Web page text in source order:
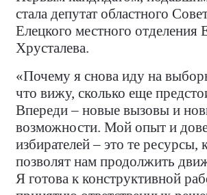
стала депутат областного
Елецкого местного отделения
Хрусталева.
«Почему я снова иду на
что вижу, сколько еще
Впереди – новые вызовы и
возможности. Мой опыт и
избирателей – это те ресурсы,
позволят нам продолжить
Я готова к конструктивной